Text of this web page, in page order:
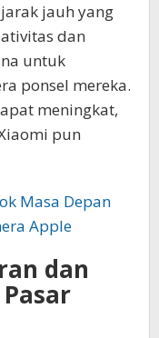
jauh yang
dan
untuk
ponsel mereka.
meningkat,
pun
Masa Depan
Apple
dan